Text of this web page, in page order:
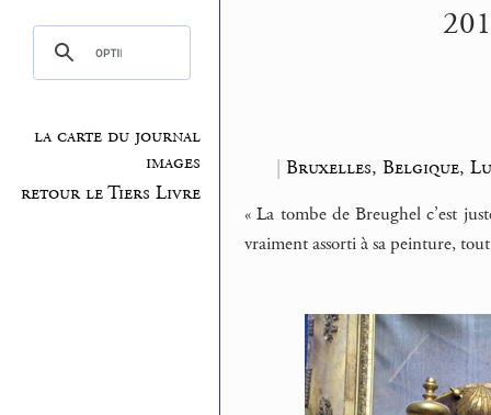
la carte du journal
images
retour le Tiers Livre
| Bruxelles, Belgique,
« La tombe de Breughel c’est
vraiment assorti à sa peinture, tout